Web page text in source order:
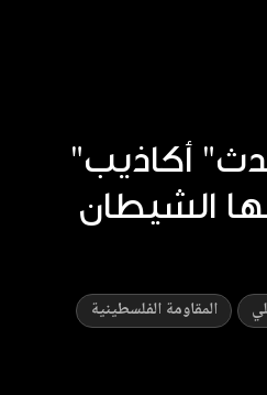
"العربية" و"الحدث" أكاذيب
المقاومة الفلسطينية